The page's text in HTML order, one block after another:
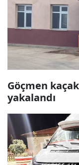
Göçmen
yakalandı